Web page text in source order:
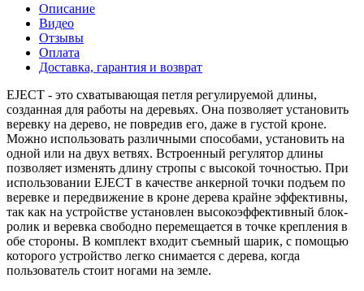
Описание
Видео
Отзывы
Оплата
Доставка, гарантия и возврат
EJECT - это схватывающая петля регулируемой длины,
созданная для работы на деревьях. Она позволяет установить
веревку на дерево, не повредив его, даже в густой кроне.
Можно использовать различными способами, установить на
одной или на двух ветвях. Встроенный регулятор длины
позволяет изменять длину стропы с высокой точностью. При
использовании EJECT в качестве анкерной точки подъем по
веревке и передвижение в кроне дерева крайне эффективны,
так как на устройстве установлен высокоэффективный блок-
ролик и веревка свободно перемещается в точке крепления в
обе стороны. В комплект входит съемный шарик, с помощью
которого устройство легко снимается с дерева, когда
пользователь стоит ногами на земле.